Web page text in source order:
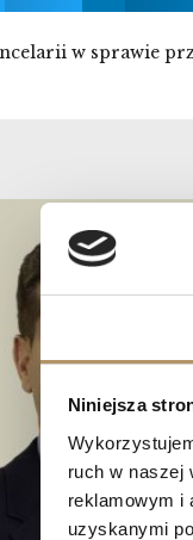
Niniejsza
ruch w naszej
reklamowym i
uzyskanymi
w sprawie